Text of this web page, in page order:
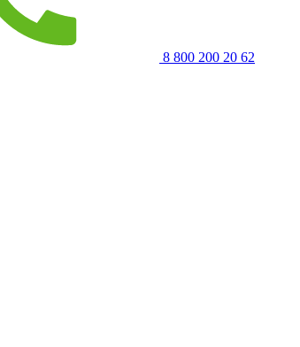
8 800 200 20 62